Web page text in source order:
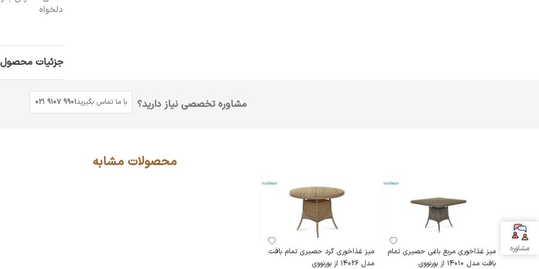
دلخواه
جزئیات محصول
مشاوره تخصصی نیاز دارید؟ با ما تماس بگیرید021 9107 9901
محصولات مشابه
میز غذاخوری مربع باغی حصیری تمام
بافت مدل 14010 از بورنووی
میز غذاخوری گرد حصیری تمام بافت
مدل 14026 از بورنووی
مشاوره